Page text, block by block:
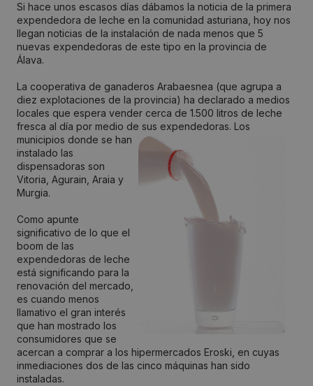
Si hace unos escasos días dábamos la noticia de la primera
expendedora de leche en la comunidad asturiana, hoy nos
llegan noticias de la instalación de nada menos que 5
nuevas expendedoras de este tipo en la provincia de
Álava.
La cooperativa de ganaderos Arabaesnea (que agrupa a
diez explotaciones de la provincia) ha declarado a medios
locales que espera vender cerca de 1.500 litros de leche
fresca al día por medio de sus expendedoras. Los
municipios donde se han
instalado las
dispensadoras son
Vitoria, Agurain, Araia y
Murgia.
Como apunte
significativo de lo que el
boom de las
expendedoras de leche
está significando para la
renovación del mercado,
es cuando menos
llamativo el gran interés
que han mostrado los
consumidores que se
acercan a comprar a los hipermercados Eroski, en cuyas
inmediaciones dos de las cinco máquinas han sido
instaladas.